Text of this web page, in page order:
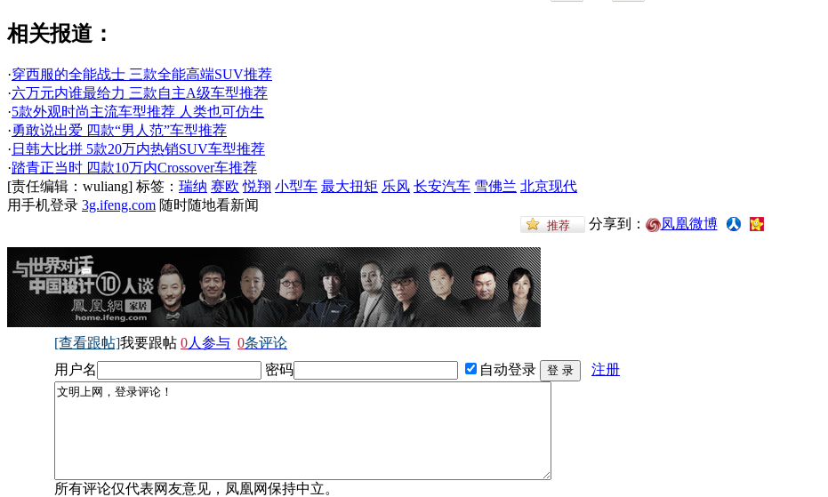
相关报道：
·穿西服的全能战士 三款全能高端SUV推荐
·六万元内谁最给力 三款自主A级车型推荐
·5款外观时尚主流车型推荐 人类也可仿生
·勇敢说出爱 四款“男人范”车型推荐
· 日韩大比拼 5款20万内热销SUV车型推荐
·踏青正当时 四款10万内Crossover车推荐
[责任编辑：wuliang] 标签： 瑞纳 赛欧 悦翔 小型车 最大扭矩 乐风 长安汽车 雪佛兰 北京现代
用手机登录 3g.ifeng.com 随时随地看新闻
分享到：
凤凰微博
[查看跟帖]我要跟帖 0人参与 0条评论
用户名
密码 自动登录 注册
所有评论仅代表网友意见，凤凰网保持中立。